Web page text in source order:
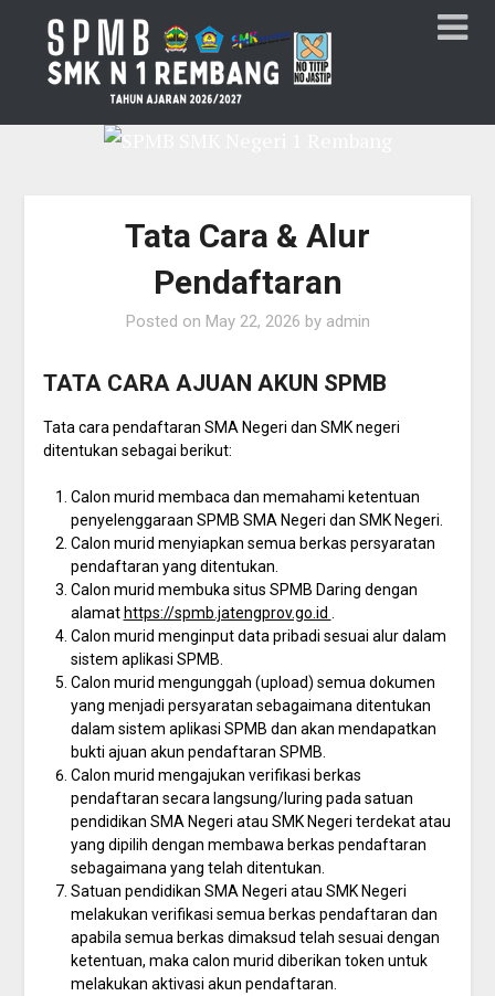
Tata Cara & Alur
Pendaftaran
Posted on May 22, 2026 by admin
TATA CARA AJUAN AKUN SPMB
Tata cara pendaftaran SMA Negeri dan SMK negeri
ditentukan sebagai berikut:
Calon murid membaca dan memahami ketentuan
penyelenggaraan SPMB SMA Negeri dan SMK Negeri.
Calon murid menyiapkan semua berkas persyaratan
pendaftaran yang ditentukan.
Calon murid membuka situs SPMB Daring dengan
alamat https://spmb.jatengprov.go.id
Calon murid menginput data pribadi sesuai alur dalam
sistem aplikasi SPMB.
Calon murid mengunggah (upload) semua dokumen
yang menjadi persyaratan sebagaimana ditentukan
dalam sistem aplikasi SPMB dan akan mendapatkan
bukti ajuan akun pendaftaran SPMB.
Calon murid mengajukan verifikasi berkas
pendaftaran secara langsung/luring pada satuan
pendidikan SMA Negeri atau SMK Negeri terdekat atau
yang dipilih dengan membawa berkas pendaftaran
sebagaimana yang telah ditentukan.
Satuan pendidikan SMA Negeri atau SMK Negeri
melakukan verifikasi semua berkas pendaftaran dan
apabila semua berkas dimaksud telah sesuai dengan
ketentuan, maka calon murid diberikan token untuk
melakukan aktivasi akun pendaftaran.